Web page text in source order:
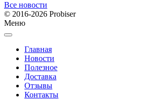
Все новости
© 2016-2026 Probiser
Меню
Главная
Новости
Полезное
Доставка
Отзывы
Контакты